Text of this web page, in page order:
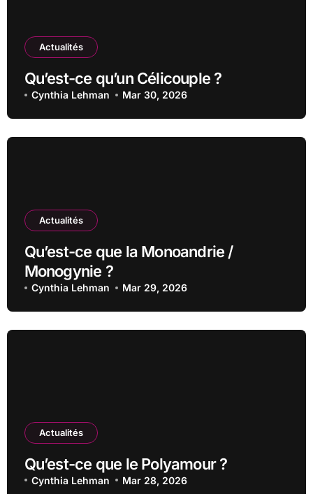
Actualités
Qu’est-ce qu’un Célicouple ?
Cynthia Lehman Mar 30, 2026
Actualités
Qu’est-ce que la Monoandrie /
Monogynie ?
Cynthia Lehman Mar 29, 2026
Actualités
Qu’est-ce que le Polyamour ?
Cynthia Lehman Mar 28, 2026